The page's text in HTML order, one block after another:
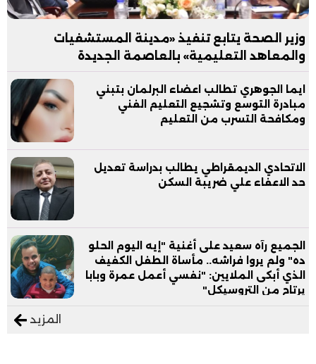
وزير الصحة يتابع تنفيذ «مدينة المستشفيات
والمعاهد التعليمية» بالعاصمة الجديدة
ايما الجوهري تطالب اعضاء البرلمان بتبني
مبادرة التوسع وتشجيع التعليم الفني
ومكافحة التسرب من التعليم
الاتحادي الديمقراطي يطالب بدراسة تعديل
حد الاعفاء علي ضريبة السكن
الجميع رآه سعيد على أغنية "إيه اليوم الحلو
ده" ولم يروا فراشه.. مأساة الطفل الكفيف
الذي أبكى الملايين: "نفسي أعمل عمرة وبابا
يرتاح من التروسيكل"
المزيد